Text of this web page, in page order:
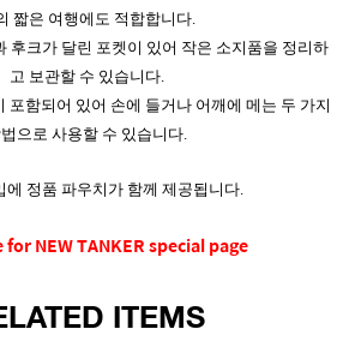
짧은 여행에도 적합합니다.
후크가 달린 포켓이 있어 작은 소지품을 정리하
고 보관할 수 있습니다.
포함되어 있어 손에 들거나 어깨에 메는 두 가지
으로 사용할 수 있습니다.
에 정품 파우치가 함께 제공됩니다.
NEW TANKER special page
ITEMS